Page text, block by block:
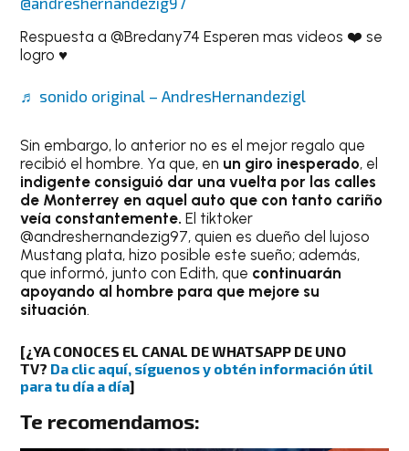
Respuesta a @Bredany74 Esperen mas videos ❤️ se
logro ♥️
♬ sonido original – AndresHernandezigl
Sin embargo, lo anterior no es el mejor regalo que
recibió el hombre. Ya que, en un giro inesperado, el
indigente consiguió dar una vuelta por las calles
de Monterrey en aquel auto que con tanto cariño
veía constantemente.El tiktoker
@andreshernandezig97, quien es dueño del lujoso
Mustang plata, hizo posible este sueño; además,
que informó, junto con Edith, que continuarán
apoyando al hombre para que mejore su
situación.
[¿YA CONOCES EL CANAL DE WHATSAPP DE UNO
TV? Da clic aquí, síguenos y obtén información útil
para tu día a día]
Te recomendamos: